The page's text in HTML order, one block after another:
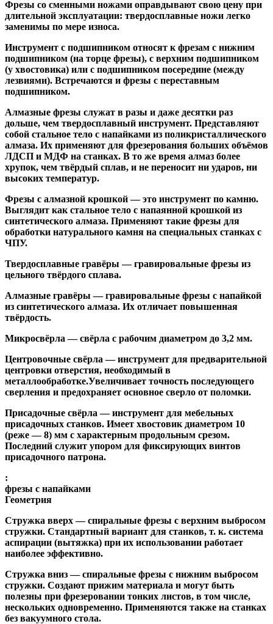
Фрезы со сменными ножами оправдывают свою цену при
длительной эксплуатации: твердосплавные ножи легко
заменимы по мере износа.
Инструмент с подшипником относят к фрезам с нижним
подшипником (на торце фрезы), с верхним подшипником
(у хвостовика) или с подшипником посередине (между
лезвиями). Встречаются и фрезы с переставным
подшипником.
Алмазные фрезы служат в разы и даже десятки раз
дольше, чем твердосплавный инструмент. Представляют
собой стальное тело с напайками из поликристаллического
алмаза. Их применяют для фрезерования больших объёмов
ЛДСП и МДФ на станках. В то же время алмаз более
хрупок, чем твёрдый сплав, и не переносит ни ударов, ни
высоких температур.
Фрезы с алмазной крошкой— это инструмент по камню.
Выглядит как стальное тело с напаянной крошкой из
синтетического алмаза. Применяют такие фрезы для
обработки натурального камня на специальных станках с
ЧПУ.
Твердосплавные гравёры — гравировальные фрезы из
цельного твёрдого сплава.
Алмазные гравёры — гравировальные фрезы с напайкой
из синтетического алмаза. Их отличает повышенная
твёрдость.
Микросвёрла — свёрла с рабочим диаметром до 3,2 мм.
Центровочные свёрла — инструмент для предварительной
центровки отверстия, необходимый в
металлообработке.Увеличивает точность последующего
сверления и предохраняет основное сверло от поломки.
Присадочные свёрла — инструмент для мебельных
присадочных станков. Имеет хвостовик диаметром 10
(реже — 8) мм с характерным продольным срезом.
Последний служит упором для фиксирующих винтов
присадочного патрона.
:
фрезы с напайками
Геометрия
Стружка вверх— спиральные фрезы с верхним выбросом
стружки. Стандартный вариант для станков, т. к. система
аспирации (вытяжка) при их использовании работает
наиболее эффективно.
Стружка вниз— спиральные фрезы с нижним выбросом
стружки. Создают прижим материала и могут быть
полезны при фрезеровании тонких листов, в том числе,
нескольких одновременно. Применяются также на станках
без вакуумного стола.